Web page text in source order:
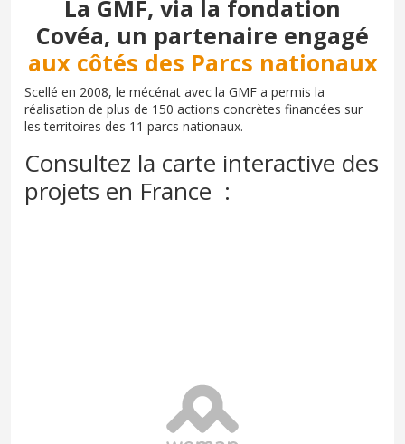
La GMF, via la fondation
Covéa, un partenaire engagé
aux côtés des Parcs nationaux
Scellé en 2008, le mécénat avec la GMF a permis la
réalisation de plus de 150 actions concrètes financées sur
les territoires des 11 parcs nationaux.
Consultez la carte interactive des
projets en France :